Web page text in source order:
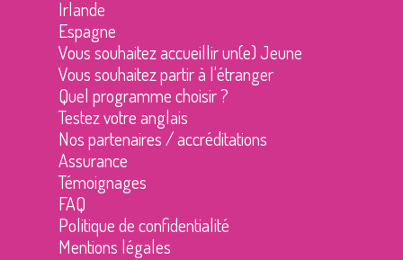
Irlande
Espagne
Vous souhaitez accueillir un(e) Jeune
Vous souhaitez partir à l'étranger
Quel programme choisir ?
Testez votre anglais
Nos partenaires / accréditations
Assurance
Témoignages
FAQ
Politique de confidentialité
Mentions légales